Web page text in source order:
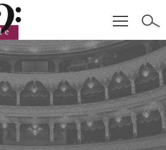
Cookie-Einstellungen